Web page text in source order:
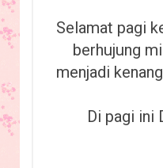
Selamat pagi
berhujung
menjadi
Di pagi ini